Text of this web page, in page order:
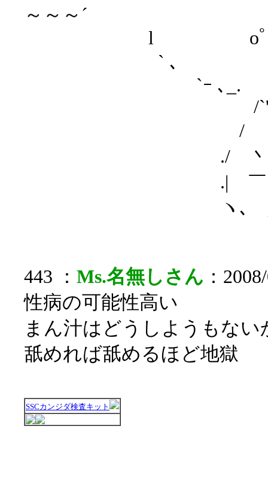
～～～´
l oﾟ⌒
` ､ （__
`ｰ ､_. ｀
/`''ｰ
/ 丶.
./ 丶､_）|_
.| ￣ヽ._
ヽ､ _/´
443 ： Ms.名無しさん ：
性病の可能性高い
まん汁はどうしようもない
舐めれば舐めるほど地獄
SSCカンジダ検査キット